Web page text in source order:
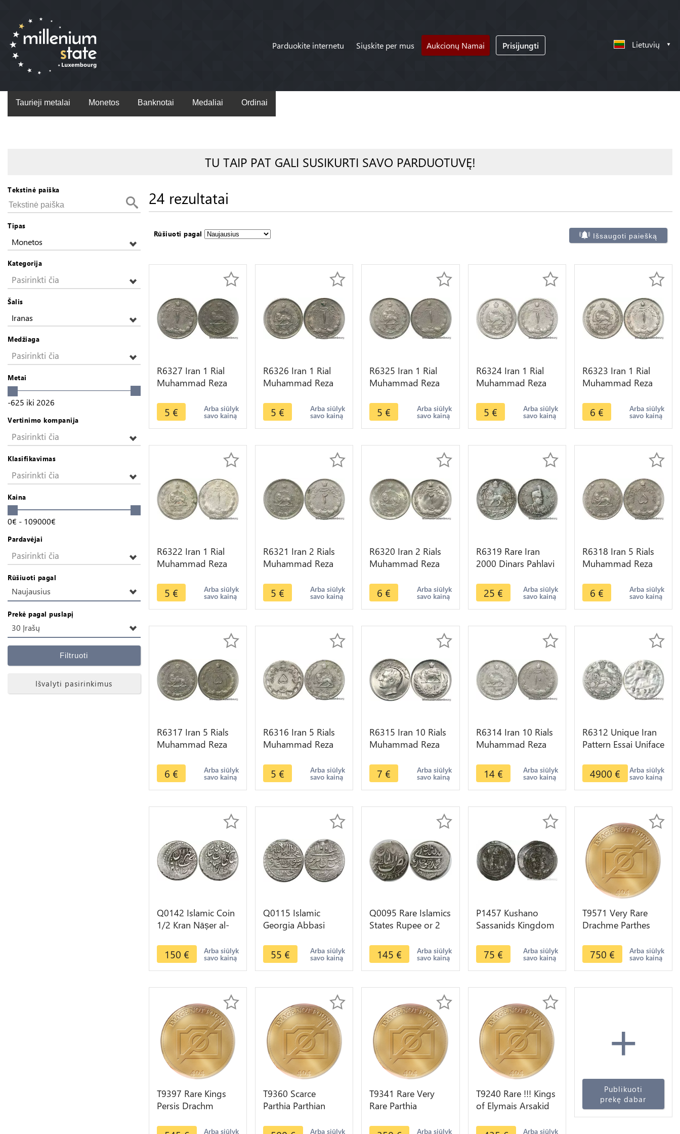
Parduokite internetu Siųskite per mus Aukcionų Namai Prisijungti Lietuvių
Taurieji metalai Monetos Banknotai Medaliai Ordinai
TU TAIP PAT GALI SUSIKURTI SAVO PARDUOTUVĘ!
Tekstinė paiška
Tipas
Monetos
Kategorija
Pasirinkti čia
Šalis
Iranas
Medžiaga
Pasirinkti čia
Metai
-625 iki 2026
Vertinimo kompanija
Pasirinkti čia
Klasifikavimas
Pasirinkti čia
Kaina
0€ - 109000€
Pardavėjai
Pasirinkti čia
Rūšiuoti pagal
Naujausius
Prekė pagal puslapį
30 Įrašų
Filtruoti
Išvalyti pasirinkimus
24 rezultatai
Rūšiuoti pagal Išsaugoti paiešką
R6327 Iran 1 Rial
Muhammad Reza
1961 -> Make offer
5 € Arba siūlyk
savo kainą
R6326 Iran 1 Rial
Muhammad Reza
1972 -> Make offer
5 € Arba siūlyk
savo kainą
R6325 Iran 1 Rial
Muhammad Reza
1971 -> Make offer
5 € Arba siūlyk
savo kainą
R6324 Iran 1 Rial
Muhammad Reza
1969 -> Make offer
5 € Arba siūlyk
savo kainą
R6323 Iran 1 Rial
Muhammad Reza
1965 -> Make offer
6 € Arba siūlyk
savo kainą
R6322 Iran 1 Rial
Muhammad Reza
1948 -> Make offer
5 € Arba siūlyk
savo kainą
R6321 Iran 2 Rials
Muhammad Reza
1963 -> Make offer
5 € Arba siūlyk
savo kainą
R6320 Iran 2 Rials
Muhammad Reza
1975 AU -> Make
offer
6 € Arba siūlyk
savo kainą
R6319 Rare Iran
2000 Dinars Pahlavi
1927 Silver -> Make
offer
25 € Arba siūlyk
savo kainą
R6318 Iran 5 Rials
Muhammad Reza
1968 -> Make offer
6 € Arba siūlyk
savo kainą
R6317 Iran 5 Rials
Muhammad Reza
1966 -> Make offer
6 € Arba siūlyk
savo kainą
R6316 Iran 5 Rials
Muhammad Reza
1972 -> Make offer
5 € Arba siūlyk
savo kainą
R6315 Iran 10 Rials
Muhammad Reza
1978 UNC -> Make
offer
7 € Arba siūlyk
savo kainą
R6314 Iran 10 Rials
Muhammad Reza
1944 Silver -> Make
offer
14 € Arba siūlyk
savo kainą
R6312 Unique Iran
Pattern Essai Uniface
1900 Paris Silver
UNC
4900 € Arba siūlyk
savo kainą
Q0142 Islamic Coin
1/2 Kran Nāṣer al-
Make offer
150 € Arba siūlyk
savo kainą
Q0115 Islamic
Georgia Abbasi
1131 1719 Tifli
Tbilissi >M offer
55 € Arba siūlyk
savo kainą
Q0095 Rare Islamics
States Rupee or 2
1701 Silver -> Make
offer
145 € Arba siūlyk
savo kainą
P1457 Kushano
Sassanids Kingdom
388 399 Silver -
>Make offer
75 € Arba siūlyk
savo kainą
T9571 Very Rare
Drachme Parthes
70/69-58/7 BC
Mithridatkart
750 € Arba siūlyk
savo kainą
T9397 Rare Kings
Persis Drachm
BC Silver AU Quality
Arba siūlyk
T9360 Scarce
Parthia Parthian
58/7 BC SilverArba siūlyk
T9341 Rare Very
Rare Parthia
70/69 BC
Arba siūlyk
T9240 Rare !!! Kings
of Elymais Arsakid
Tetradrachm -Arba siūlyk
+
Publikuoti
prekę dabar